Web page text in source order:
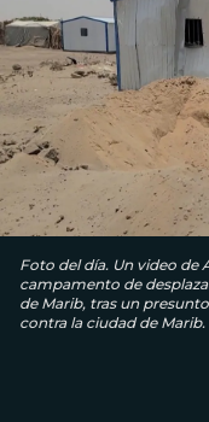
Foto del día. Un video de
campamento de
de Marib, tras un
contra la ciudad de